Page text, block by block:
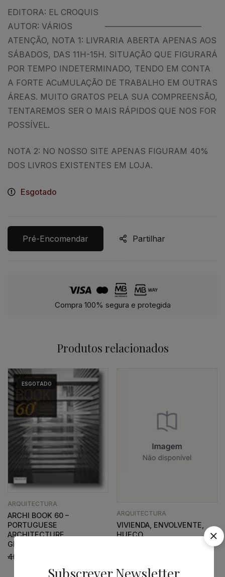
EDITORA: EL CROQUIS
AUTOR: VÁRIOS ————————————
ATENÇÃO, NOTA 1: LIVRARIA ABERTA APENAS AOS
SÁBADOS, DAS 11H-15H. SITUAÇÃO QUE FIGURARÁ
POR TEMPO INDETERMINADO, TENDO EM CONTA
A FORTE ACuMULAÇÃO DE TRABALHO EM OUTRAS
ÁREAS. MUITO GRATOS PELA SUA COMPREENSÃO,
TENTAREMOS SER O MAIS RÁPIDOS QUE NOS FOR
POSSÍVEL.
NOTA 2: NO NOSSO SITE APENAS FIGURAM 40%
DOS LIVROS EXISTENTES EM LOJA.
Esgotado
Pré-Encomendar Partilhar
Compra 100% segura e protegida
Produtos relacionados
ESGOTADO
ARQUITECTURA
ARCHI BOOK 60 –
PORTUGUESE
ARCHITECTURE
GENERATION
48,00
ARQUITECTURA
VIVIENDA, ENVOLVENTE,
HUECO
Subscrever Newsletter